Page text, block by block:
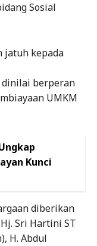
Sosial
jatuh kepada
dinilai berperan
UMKM
Kunci
diberikan
Sri Hartini ST
H. Abdul